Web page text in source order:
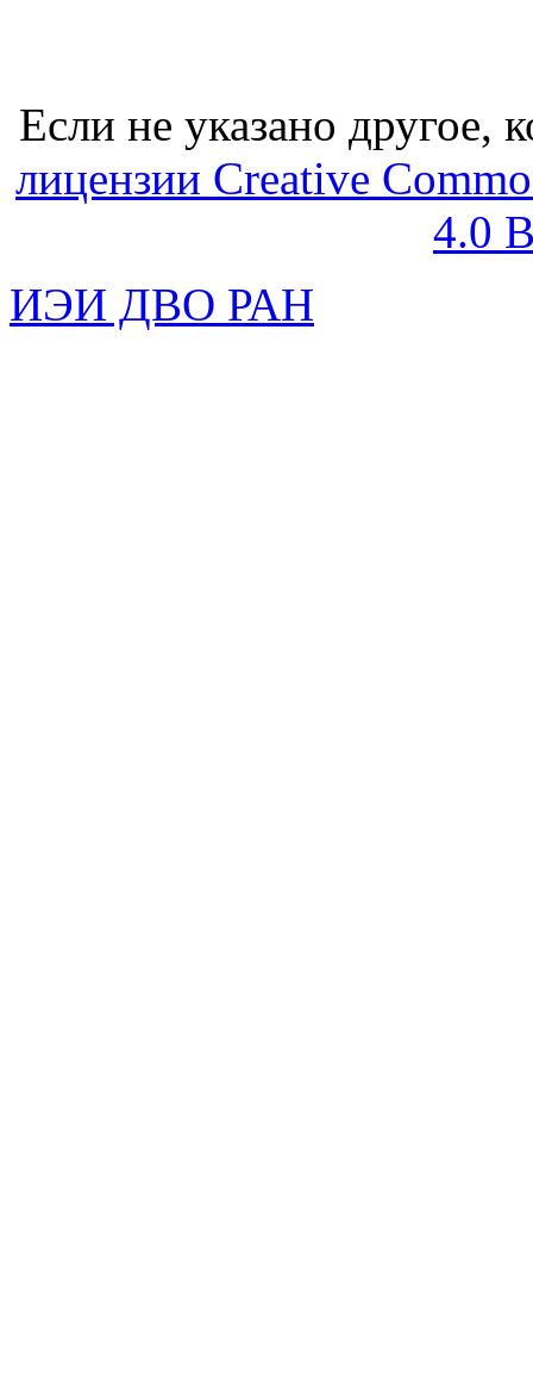
Если не указано другое,
лицензии Creative
4.0
ИЭИ ДВО РАН